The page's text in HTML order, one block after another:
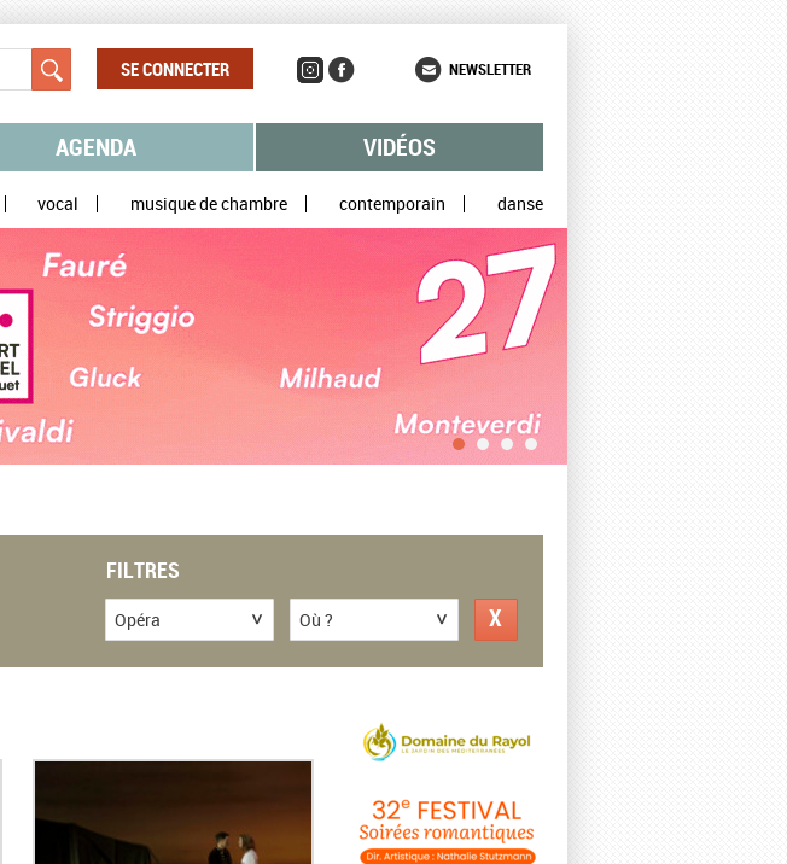
SE CONNECTER NEWSLETTER
AGENDA VIDÉOS
vocal musique de chambre contemporain danse
FILTRES
Opéra Où ?